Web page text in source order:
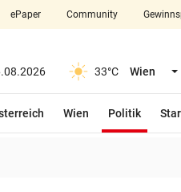
closeSchließen
arrow_right
ePaper Community
33°C Wien
Wien Politik